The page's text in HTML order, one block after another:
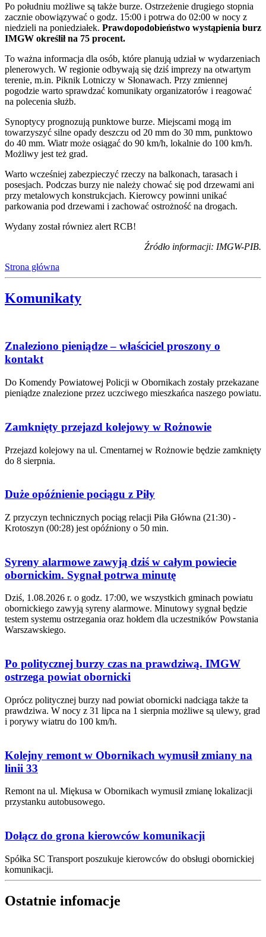
Po południu możliwe są także burze. Ostrzeżenie drugiego stopnia
zacznie obowiązywać o godz. 15:00 i potrwa do 02:00 w nocy z
niedzieli na poniedziałek. Prawdopodobieństwo wystąpienia burz
IMGW określił na 75 procent.
To ważna informacja dla osób, które planują udział w wydarzeniach
plenerowych. W regionie odbywają się dziś imprezy na otwartym
terenie, m.in. Piknik Lotniczy w Słonawach. Przy zmiennej
pogodzie warto sprawdzać komunikaty organizatorów i reagować
na polecenia służb.
Synoptycy prognozują punktowe burze. Miejscami mogą im
towarzyszyć silne opady deszczu od 20 mm do 30 mm, punktowo
do 40 mm. Wiatr może osiągać do 90 km/h, lokalnie do 100 km/h.
Możliwy jest też grad.
Warto wcześniej zabezpieczyć rzeczy na balkonach, tarasach i
posesjach. Podczas burzy nie należy chować się pod drzewami ani
przy metalowych konstrukcjach. Kierowcy powinni unikać
parkowania pod drzewami i zachować ostrożność na drogach.
Wydany został równiez alert RCB!
Źródło informacji: IMGW-PIB.
Strona główna
Komunikaty
Znaleziono pieniądze – właściciel proszony o
kontakt
Do Komendy Powiatowej Policji w Obornikach zostały przekazane
pieniądze znalezione przez uczciwego mieszkańca naszego powiatu.
Zamknięty przejazd kolejowy w Rożnowie
Przejazd kolejowy na ul. Cmentarnej w Rożnowie będzie zamknięty
do 8 sierpnia.
Duże opóźnienie pociągu z Piły
Z przyczyn technicznych pociąg relacji Piła Główna (21:30) -
Krotoszyn (00:28) jest opóźniony o 50 min.
Syreny alarmowe zawyją dziś w całym powiecie
obornickim. Sygnał potrwa minutę
Dziś, 1.08.2026 r. o godz. 17:00, we wszystkich gminach powiatu
obornickiego zawyją syreny alarmowe. Minutowy sygnał będzie
testem systemu ostrzegania oraz hołdem dla uczestników Powstania
Warszawskiego.
Po politycznej burzy czas na prawdziwą. IMGW
ostrzega powiat obornicki
Oprócz politycznej burzy nad powiat obornicki nadciąga także ta
prawdziwa. W nocy z 31 lipca na 1 sierpnia możliwe są ulewy, grad
i porywy wiatru do 100 km/h.
Kolejny remont w Obornikach wymusił zmiany na
linii 33
Remont na ul. Miękusa w Obornikach wymusił zmianę lokalizacji
przystanku autobusowego.
Dołącz do grona kierowców komunikacji
Spółka SC Transport poszukuje kierowców do obsługi obornickiej
komunikacji.
Ostatnie infomacje